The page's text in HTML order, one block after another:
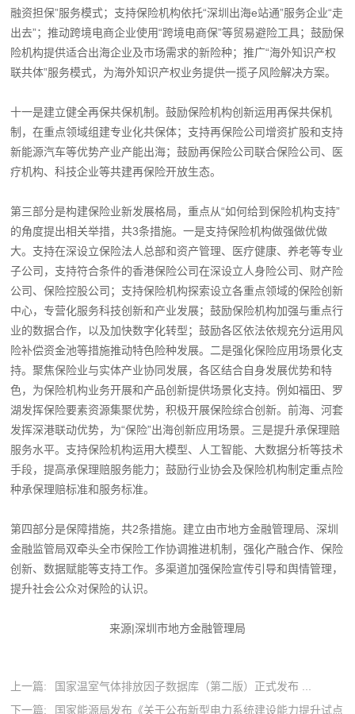
融资担保”服务模式；支持保险机构依托“深圳出海e站通”服务企业“走
出去”；推动跨境电商企业使用“跨境电商保”等贸易避险工具；鼓励保
险机构提供适合出海企业及市场需求的新险种；推广“海外知识产权
联共体”服务模式，为海外知识产权业务提供一揽子风险解决方案。
十一是建立健全再保共保机制。鼓励保险机构创新运用再保共保机
制，在重点领域组建专业化共保体；支持再保险公司增资扩股和支持
新能源汽车等优势产业产能出海；鼓励再保险公司联合保险公司、医
疗机构、科技企业等共建再保险开放生态。
第三部分是构建保险业新发展格局，重点从“如何给到保险机构支持”
的角度提出相关举措，共3条措施。一是支持保险机构做强做优做
大。支持在深设立保险法人总部和资产管理、医疗健康、养老等专业
子公司，支持符合条件的香港保险公司在深设立人身险公司、财产险
公司、保险控股公司；支持保险机构探索设立各重点领域的保险创新
中心，专营化服务科技创新和产业发展；鼓励保险机构加强与重点行
业的数据合作，以及加快数字化转型；鼓励各区依法依规充分运用风
险补偿资金池等措施推动特色险种发展。二是强化保险应用场景化支
持。聚焦保险业与实体产业协同发展，各区结合自身发展优势和特
色，为保险机构业务开展和产品创新提供场景化支持。例如福田、罗
湖发挥保险要素资源集聚优势，积极开展保险综合创新。前海、河套
发挥深港联动优势，为“保险”出海创新应用场景。三是提升承保理赔
服务水平。支持保险机构运用大模型、人工智能、大数据分析等技术
手段，提高承保理赔服务能力；鼓励行业协会及保险机构制定重点险
种承保理赔标准和服务标准。
第四部分是保障措施，共2条措施。建立由市地方金融管理局、深圳
金融监管局双牵头全市保险工作协调推进机制，强化产融合作、保险
创新、数据赋能等支持工作。多渠道加强保险宣传引导和舆情管理，
提升社会公众对保险的认识。
来源|深圳市地方金融管理局
上一篇:
国家温室气体排放因子数据库（第二版）正式发布 ...
下一篇:
国家能源局发布《关于公布新型电力系统建设能力提升试点